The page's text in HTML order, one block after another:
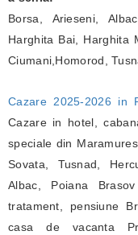
Borsa, Arieseni,
Harghita Bai, Harghita
Ciumani,Homorod,
Cazare 2025-2026 in
Cazare in hotel,
speciale din
Sovata, Tusnad,
Albac, Poiana
tratament, pensiune
casa de vacanta